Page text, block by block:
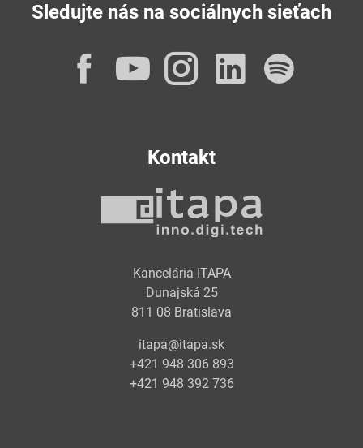
Sledujte nás na sociálnych sieťach
Facebook
YouTube
Instagram
Kontakt
Kancelária ITAPA
Dunajská 25
811 08 Bratislava
itapa@itapa.sk
+421 948 306 893
+421 948 392 736